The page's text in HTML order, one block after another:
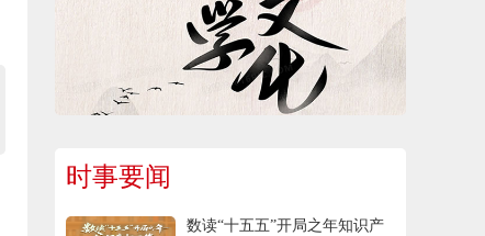
时事要闻
数读“十五五”开局之年知识产